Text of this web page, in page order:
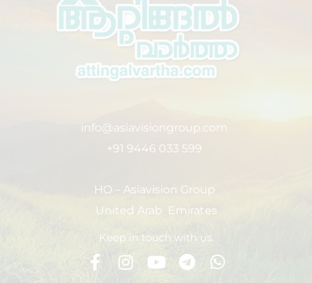
info@asiavisiongroup.com
+91 9446 033 599
HO – Asiavision Group
United Arab Emirates
Keep in touch with us.